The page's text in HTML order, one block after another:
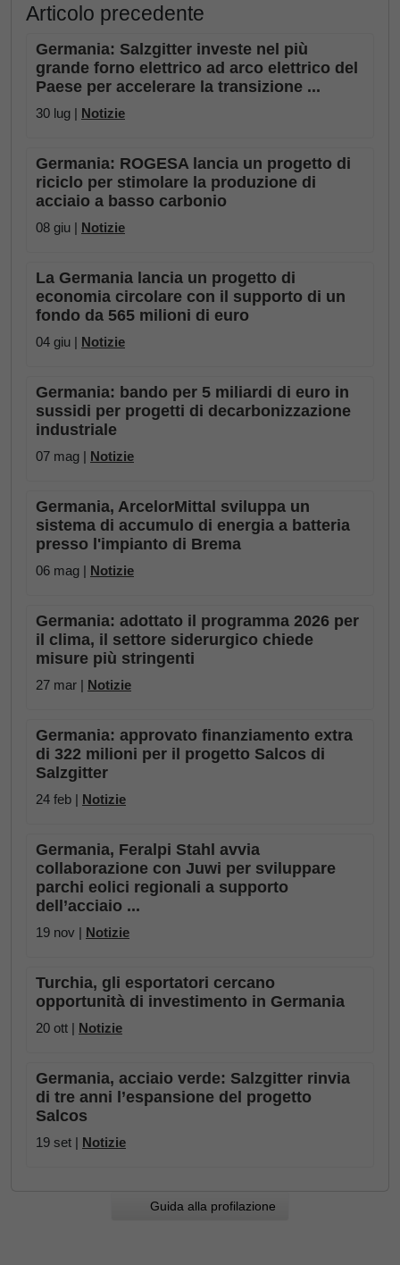
Articolo precedente
Germania: Salzgitter investe nel più
grande forno elettrico ad arco elettrico del
Paese per accelerare la transizione ...
30 lug | Notizie
Germania: ROGESA lancia un progetto di
riciclo per stimolare la produzione di
acciaio a basso carbonio
08 giu | Notizie
La Germania lancia un progetto di
economia circolare con il supporto di un
fondo da 565 milioni di euro
04 giu | Notizie
Germania: bando per 5 miliardi di euro in
sussidi per progetti di decarbonizzazione
industriale
07 mag | Notizie
Germania, ArcelorMittal sviluppa un
sistema di accumulo di energia a batteria
presso l'impianto di Brema
06 mag | Notizie
Germania: adottato il programma 2026 per
il clima, il settore siderurgico chiede
misure più stringenti
27 mar | Notizie
Germania: approvato finanziamento extra
di 322 milioni per il progetto Salcos di
Salzgitter
24 feb | Notizie
Germania, Feralpi Stahl avvia
collaborazione con Juwi per sviluppare
parchi eolici regionali a supporto
dell’acciaio ...
19 nov | Notizie
Turchia, gli esportatori cercano
opportunità di investimento in Germania
20 ott | Notizie
Germania, acciaio verde: Salzgitter rinvia
di tre anni l’espansione del progetto
Salcos
19 set | Notizie
Guida alla profilazione